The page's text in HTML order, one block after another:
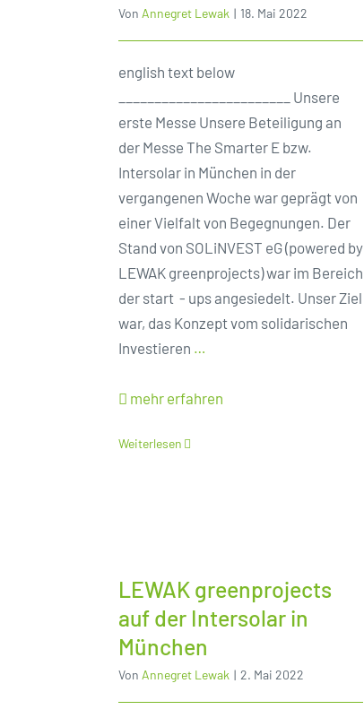
Von Annegret Lewak | 18. Mai 2022
english text below
________________________ Unsere
erste Messe Unsere Beteiligung an
der Messe The Smarter E bzw.
Intersolar in München in der
vergangenen Woche war geprägt von
einer Vielfalt von Begegnungen. Der
Stand von SOLiNVEST eG (powered by
LEWAK greenprojects) war im Bereich
der start - ups angesiedelt. Unser Ziel
war, das Konzept vom solidarischen
Investieren …
mehr erfahren
Weiterlesen
LEWAK greenprojects
auf der Intersolar in
München
Von Annegret Lewak | 2. Mai 2022